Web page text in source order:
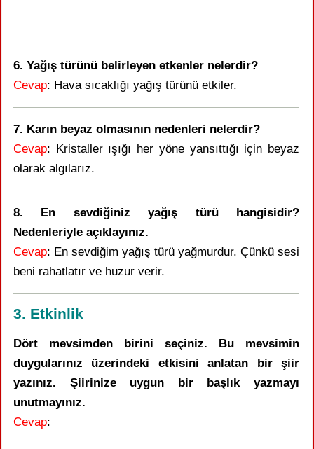
6. Yağış türünü belirleyen etkenler nelerdir?
Cevap: Hava sıcaklığı yağış türünü etkiler.
7. Karın beyaz olmasının nedenleri nelerdir?
Cevap: Kristaller ışığı her yöne yansıttığı için beyaz
olarak algılarız.
8. En sevdiğiniz yağış türü hangisidir?
Nedenleriyle açıklayınız.
Cevap: En sevdiğim yağış türü yağmurdur. Çünkü sesi
beni rahatlatır ve huzur verir.
3. Etkinlik
Dört mevsimden birini seçiniz. Bu mevsimin
duygularınız üzerindeki etkisini anlatan bir şiir
yazınız. Şiirinize uygun bir başlık yazmayı
unutmayınız.
Cevap: